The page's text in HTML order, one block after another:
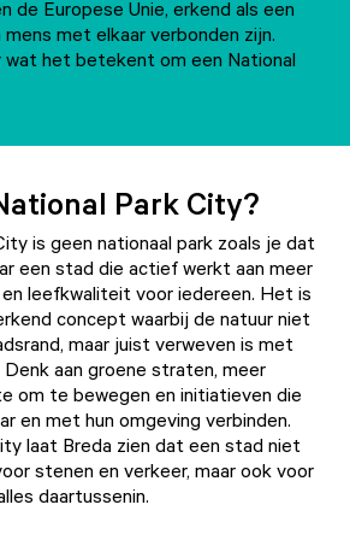
de Europese Unie, erkend als een
met elkaar verbonden zijn.
wat het betekent om een National
Park City?
is geen nationaal park zoals je dat
een stad die actief werkt aan meer
leefkwaliteit voor iedereen. Het is
concept waarbij de natuur niet
maar juist verweven is met
aan groene straten, meer
om te bewegen en initiatieven die
en met hun omgeving verbinden.
laat Breda zien dat een stad niet
stenen en verkeer, maar ook voor
daartussenin.